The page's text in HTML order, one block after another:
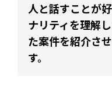
人と話すことが
ナリティを理解
た案件を紹介さ
す。